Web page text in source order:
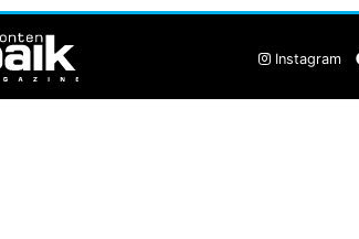
Instagram